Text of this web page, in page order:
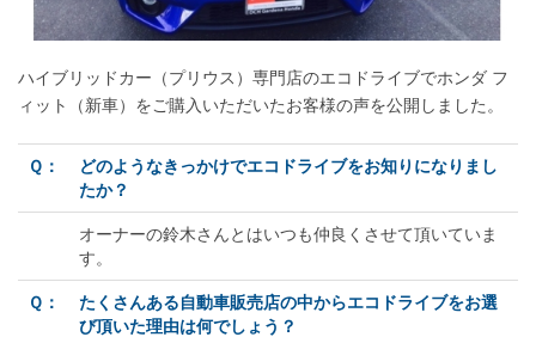
ハイブリッドカー（プリウス）専門店のエコドライブでホンダ フ
ィット（新車）をご購入いただいたお客様の声を公開しました。
Ｑ：
どのようなきっかけでエコドライブをお知りになりまし
たか？
オーナーの鈴木さんとはいつも仲良くさせて頂いていま
す。
Ｑ：
たくさんある自動車販売店の中からエコドライブをお選
び頂いた理由は何でしょう？